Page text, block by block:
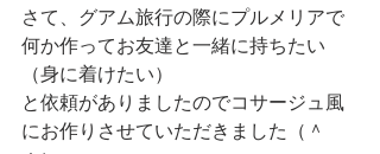
さて、グアム旅行の際にプルメリアで
何か作ってお友達と一緒に持ちたい
（身に着けたい）
と依頼がありましたのでコサージュ風
にお作りさせていただきました（＾